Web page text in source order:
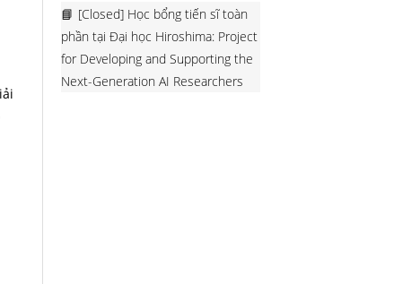
[Closed] Học bổng tiến sĩ toàn
phần tại Đại học Hiroshima: Project
for Developing and Supporting the
Next-Generation AI Researchers